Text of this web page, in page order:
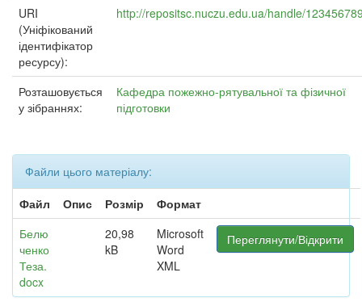
URI
(Уніфікований
ідентифікатор
ресурсу):
http://repositsc.nuczu.edu.ua/handle/
Розташовується
у зібраннях:
Кафедра пожежно-рятувальної та фізичної
підготовки
Файли цього матеріалу:
Файл
Опис Розмір
Формат
Белю
ченко
Теза.
docx
20,98
kB
Microsoft
Word
XML
Переглянути/Відкрити